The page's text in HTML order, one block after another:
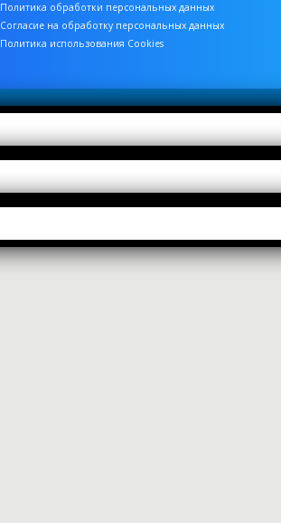
Политика обработки персональных данных
Согласие на обработку персональных данных
Политика использования Cookies